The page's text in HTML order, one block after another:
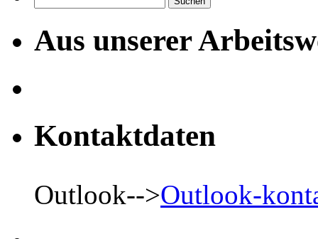
nach:
Aus unserer
Kontaktdaten
Outlook-->Outlook-